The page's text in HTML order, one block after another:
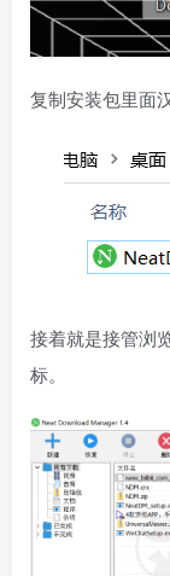
复制安装包里面
接着就是接管浏
标。